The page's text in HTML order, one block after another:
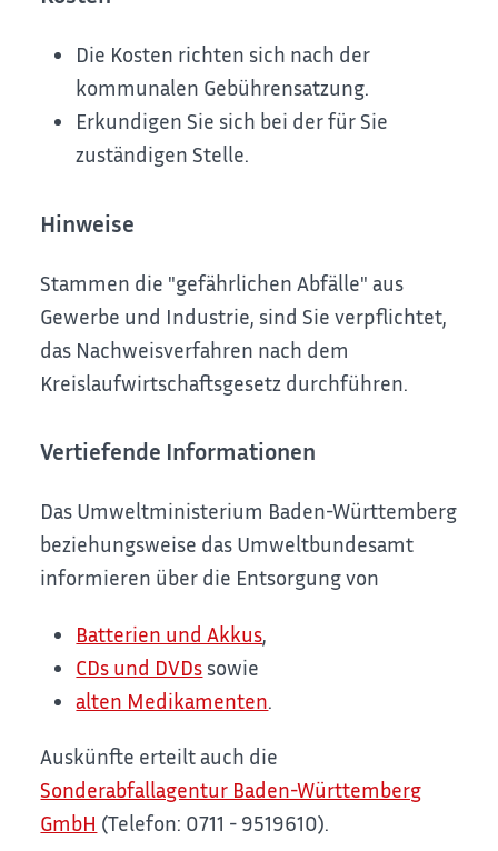
Die Kosten richten sich nach der
kommunalen Gebührensatzung.
Erkundigen Sie sich bei der für Sie
zuständigen Stelle.
Hinweise
Stammen die "gefährlichen Abfälle" aus
Gewerbe und Industrie, sind Sie verpflichtet,
das Nachweisverfahren nach dem
Kreislaufwirtschaftsgesetz durchführen.
Vertiefende Informationen
Das Umweltministerium Baden-Württemberg
beziehungsweise das Umweltbundesamt
informieren über die Entsorgung von
Batterien und Akkus,
CDs und DVDs sowie
alten Medikamenten.
Auskünfte erteilt auch die
Sonderabfallagentur Baden-Württemberg
GmbH (Telefon: 0711 - 9519610).